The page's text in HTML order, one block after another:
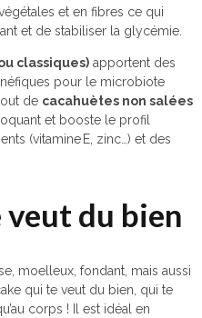
et en fibres ce qui
et de stabiliser la glycémie.
classiques) apportent des
pour le microbiote
de cacahuètes non salées
et booste le profil
(vitamine E, zinc…) et des
veut du bien
moelleux, fondant, mais aussi
qui te veut du bien, qui te
corps ! Il est idéal en